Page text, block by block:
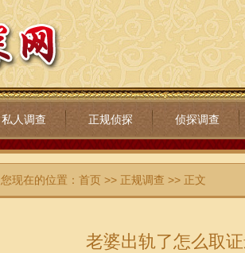
私人调查 正规侦探 侦探调查
您现在的位置： 首页>> 正规调查 >> 正文
老婆出轨了怎么取